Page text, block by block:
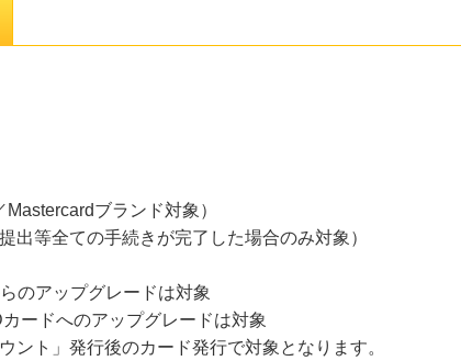
ブランド対象）
等全ての手続きが完了した場合のみ対象）
のアップグレードは対象
ードへのアップグレードは対象
ト」発行後のカード発行で対象となります。